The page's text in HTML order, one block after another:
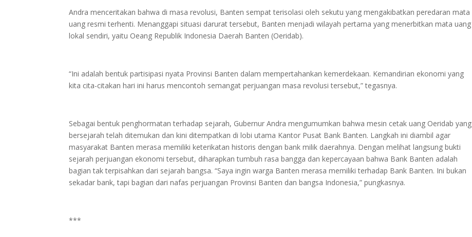
Andra menceritakan bahwa di masa revolusi, Banten sempat terisolasi oleh sekutu yang mengakibatkan peredaran mata
uang resmi terhenti. Menanggapi situasi darurat tersebut, Banten menjadi wilayah pertama yang menerbitkan mata uang
lokal sendiri, yaitu Oeang Republik Indonesia Daerah Banten (Oeridab).
“Ini adalah bentuk partisipasi nyata Provinsi Banten dalam mempertahankan kemerdekaan. Kemandirian ekonomi yang
kita cita-citakan hari ini harus mencontoh semangat perjuangan masa revolusi tersebut,” tegasnya.
Sebagai bentuk penghormatan terhadap sejarah, Gubernur Andra mengumumkan bahwa mesin cetak uang Oeridab yang
bersejarah telah ditemukan dan kini ditempatkan di lobi utama Kantor Pusat Bank Banten. Langkah ini diambil agar
masyarakat Banten merasa memiliki keterikatan historis dengan bank milik daerahnya. Dengan melihat langsung bukti
sejarah perjuangan ekonomi tersebut, diharapkan tumbuh rasa bangga dan kepercayaan bahwa Bank Banten adalah
bagian tak terpisahkan dari sejarah bangsa. “Saya ingin warga Banten merasa memiliki terhadap Bank Banten. Ini bukan
sekadar bank, tapi bagian dari nafas perjuangan Provinsi Banten dan bangsa Indonesia,” pungkasnya.
***